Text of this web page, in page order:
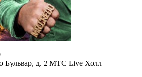
Бульвар, д. 2 МТС Live Холл